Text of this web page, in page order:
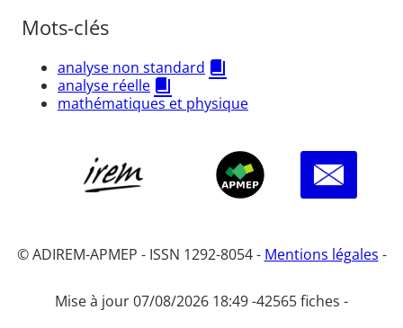
Mots-clés
analyse non standard
analyse réelle
mathématiques et physique
© ADIREM-APMEP - ISSN 1292-8054 - Mentions légales -
Mise à jour 07/08/2026 18:49 -42565 fiches -